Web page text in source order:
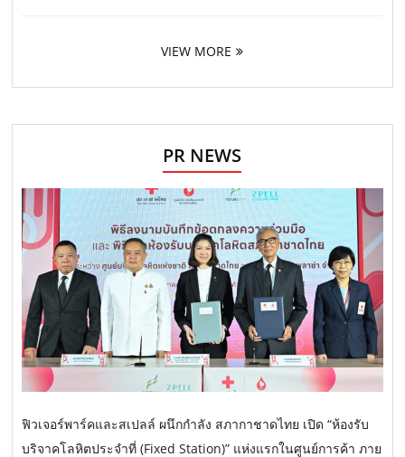
VIEW MORE
PR NEWS
ฟิวเจอร์พาร์คและสเปลล์ ผนึกกำลัง สภากาชาดไทย เปิด “ห้องรับ
บริจาคโลหิตประจำที่ (Fixed Station)” แห่งแรกในศูนย์การค้า ภาย